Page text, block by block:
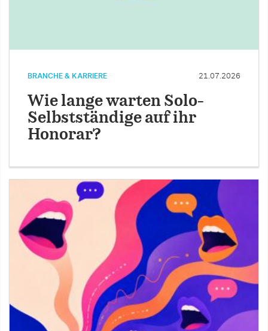
BRANCHE & KARRIERE 21.07.2026
Wie lange warten Solo-
Selbstständige auf ihr
Honorar?